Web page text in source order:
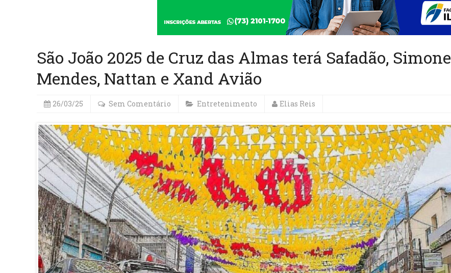
São João 2025 de Cruz das Almas terá Safadão, Simone
Mendes, Nattan e Xand Avião
26/03/25 Sem Comentário Entretenimento Elias Reis